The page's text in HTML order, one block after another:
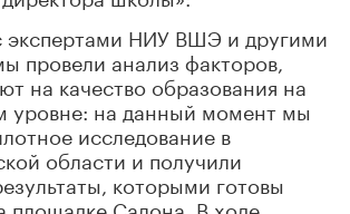
экспертами НИУ ВШЭ и другими
провели анализ факторов,
на качество образования на
уровне: на данный момент мы
исследование в
области и получили
которыми готовы
площадке Салона. В ходе